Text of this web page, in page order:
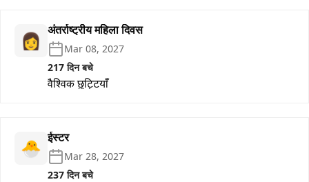
👩 अंतर्राष्ट्रीय महिला दिवस
Mar 08, 2027
217 दिन बचे
वैश्विक छुट्टियाँ
🐣 ईस्टर
Mar 28, 2027
237 दिन बचे